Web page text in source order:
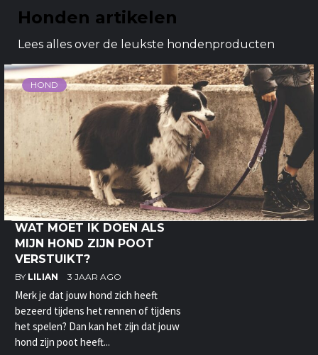
Honden artikelen
Lees alles over de leukste hondenproducten
HOND
WAT MOET IK DOEN ALS
MIJN HOND ZIJN POOT
VERSTUIKT?
BY LILIAN 3 JAAR AGO
Merk je dat jouw hond zich heeft
bezeerd tijdens het rennen of tijdens
het spelen? Dan kan het zijn dat jouw
hond zijn poot heeft...